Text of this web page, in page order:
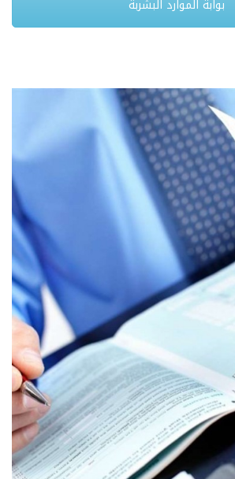
بوابة الموارد البشربة